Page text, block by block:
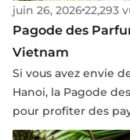
juin 26, 202622,293
Pagode des
Vietnam
Si vous avez envie
Hanoi, la Pagode
pour profiter des
à la fois par la